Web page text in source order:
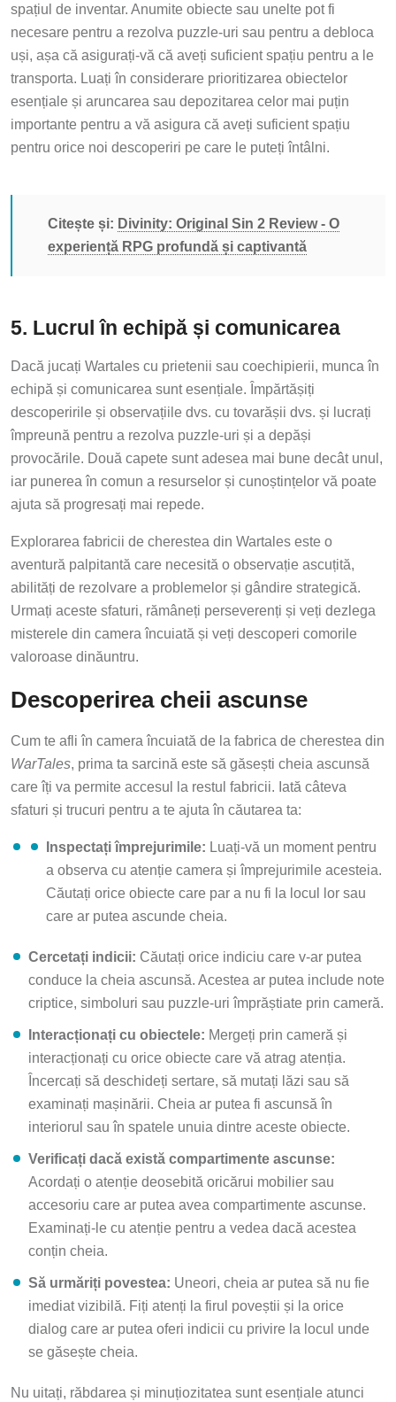
spațiul de inventar. Anumite obiecte sau unelte pot fi
necesare pentru a rezolva puzzle-uri sau pentru a debloca
uși, așa că asigurați-vă că aveți suficient spațiu pentru a le
transporta. Luați în considerare prioritizarea obiectelor
esențiale și aruncarea sau depozitarea celor mai puțin
importante pentru a vă asigura că aveți suficient spațiu
pentru orice noi descoperiri pe care le puteți întâlni.
Citește și: Divinity: Original Sin 2 Review - O
experiență RPG profundă și captivantă
5. Lucrul în echipă și comunicarea
Dacă jucați Wartales cu prietenii sau coechipierii, munca în
echipă și comunicarea sunt esențiale. Împărtășiți
descoperirile și observațiile dvs. cu tovarășii dvs. și lucrați
împreună pentru a rezolva puzzle-uri și a depăși
provocările. Două capete sunt adesea mai bune decât unul,
iar punerea în comun a resurselor și cunoștințelor vă poate
ajuta să progresați mai repede.
Explorarea fabricii de cherestea din Wartales este o
aventură palpitantă care necesită o observație ascuțită,
abilități de rezolvare a problemelor și gândire strategică.
Urmați aceste sfaturi, rămâneți perseverenți și veți dezlega
misterele din camera încuiată și veți descoperi comorile
valoroase dinăuntru.
Descoperirea cheii ascunse
Cum te afli în camera încuiată de la fabrica de cherestea din
WarTales, prima ta sarcină este să găsești cheia ascunsă
care îți va permite accesul la restul fabricii. Iată câteva
sfaturi și trucuri pentru a te ajuta în căutarea ta:
Inspectați împrejurimile: Luați-vă un moment pentru
a observa cu atenție camera și împrejurimile acesteia.
Căutați orice obiecte care par a nu fi la locul lor sau
care ar putea ascunde cheia.
Cercetați indicii: Căutați orice indiciu care v-ar putea
conduce la cheia ascunsă. Acestea ar putea include note
criptice, simboluri sau puzzle-uri împrăștiate prin cameră.
Interacționați cu obiectele: Mergeți prin cameră și
interacționați cu orice obiecte care vă atrag atenția.
Încercați să deschideți sertare, să mutați lăzi sau să
examinați mașinării. Cheia ar putea fi ascunsă în
interiorul sau în spatele unuia dintre aceste obiecte.
Verificați dacă există compartimente ascunse:
Acordați o atenție deosebită oricărui mobilier sau
accesoriu care ar putea avea compartimente ascunse.
Examinați-le cu atenție pentru a vedea dacă acestea
conțin cheia.
Să urmăriți povestea: Uneori, cheia ar putea să nu fie
imediat vizibilă. Fiți atenți la firul poveștii și la orice
dialog care ar putea oferi indicii cu privire la locul unde
se găsește cheia.
Nu uitați, răbdarea și minuțiozitatea sunt esențiale atunci